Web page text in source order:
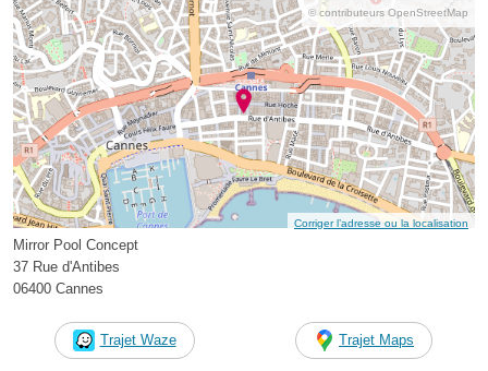
© contributeurs OpenStreetMap
Corriger l’adresse ou la localisation
Mirror Pool Concept
37 Rue d'Antibes
06400 Cannes
Trajet Waze Trajet Maps